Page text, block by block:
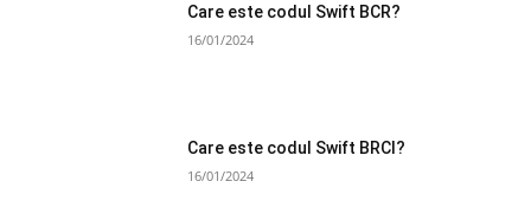
Care este codul Swift BCR?
16/01/2024
Care este codul Swift BRCI?
16/01/2024